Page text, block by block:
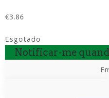
€3.86
Esgotado
Notificar-me